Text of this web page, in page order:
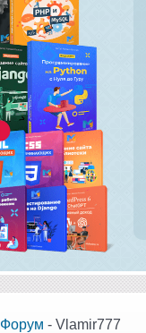
Форум - Vlamir777